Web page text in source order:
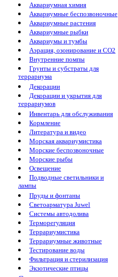
Аквариумная химия
Аквариумные беспозвоночные
Аквариумные растения
Аквариумные рыбки
Аквариумы и тумбы
Аэрация, озонирование и CO2
Внутренние помпы
Грунты и субстраты для
террариума
Декорации
Декорации и укрытия для
террариумов
Инвентарь для обслуживания
Кормление
Литература и видео
Морская аквариумистика
Морские беспозвоночные
Морские рыбы
Освещение
Подводные светильники и
лампы
Пруды и фонтаны
Светоарматура Juwel
Системы автодолива
Терморегуляция
Террариумистика
Террариумные животные
Тестирование воды
Фильтрация и стерилизация
Экзотические птицы